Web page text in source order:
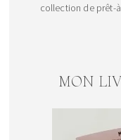
collection de prêt-
MON